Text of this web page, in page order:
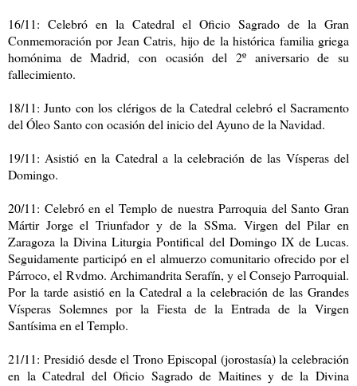
16/11: Celebró en la Catedral el Oficio Sagrado de la Gran
Conmemoración por Jean Catris, hijo de la histórica familia griega
homónima de Madrid, con ocasión del 2º aniversario de su
fallecimiento.
18/11: Junto con los clérigos de la Catedral celebró el Sacramento
del Óleo Santo con ocasión del inicio del Ayuno de la Navidad.
19/11: Asistió en la Catedral a la celebración de las Vísperas del
Domingo.
20/11: Celebró en el Templo de nuestra Parroquia del Santo Gran
Mártir Jorge el Triunfador y de la SSma. Virgen del Pilar en
Zaragoza la Divina Liturgia Pontifical del Domingo IX de Lucas.
Seguidamente participó en el almuerzo comunitario ofrecido por el
Párroco, el Rvdmo. Archimandrita Serafín, y el Consejo Parroquial.
Por la tarde asistió en la Catedral a la celebración de las Grandes
Vísperas Solemnes por la Fiesta de la Entrada de la Virgen
Santísima en el Templo.
21/11: Presidió desde el Trono Episcopal (jorostasía) la celebración
en la Catedral del Oficio Sagrado de Maitines y de la Divina